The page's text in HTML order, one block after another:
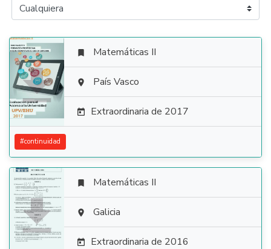

 Matemáticas II
 País Vasco
 Extraordinaria de 2017
#continuidad

 Matemáticas II
 Galicia
 Extraordinaria de 2016